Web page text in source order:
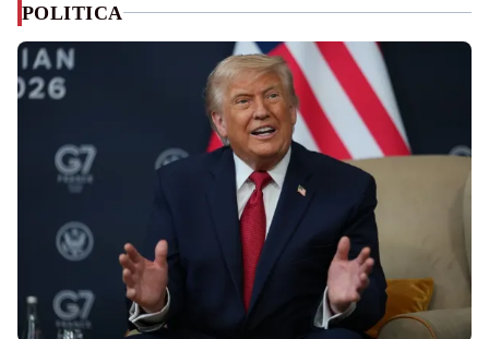
POLITICA